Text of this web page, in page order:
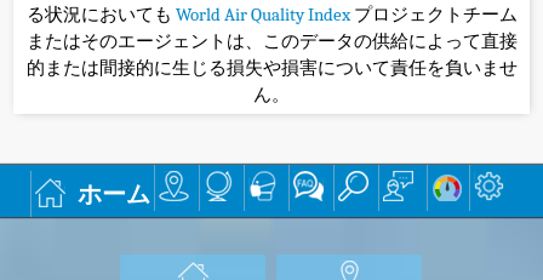
る状況においても World Air Quality Indexプロジェクトチーム
またはそのエージェントは、このデータの供給によって直接
的または間接的に生じる損失や損害について責任を負いませ
ん。
ホーム